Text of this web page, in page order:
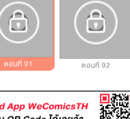
ตอนที่ 91 ตอนที่ 92